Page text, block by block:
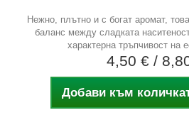
Нежно, плътно и с богат аромат,
баланс между сладката
характерна тръпчивост на
4,50 € /
Добави към